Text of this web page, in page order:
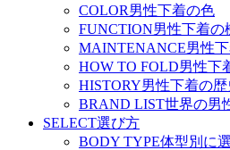
COLOR男性下着の色
FUNCTION男性下着の
MAINTENANCE男性
HOW TO FOLD男性下
HISTORY男性下着の歴
BRAND LIST世界の男
SELECT選び方
BODY TYPE体型別に